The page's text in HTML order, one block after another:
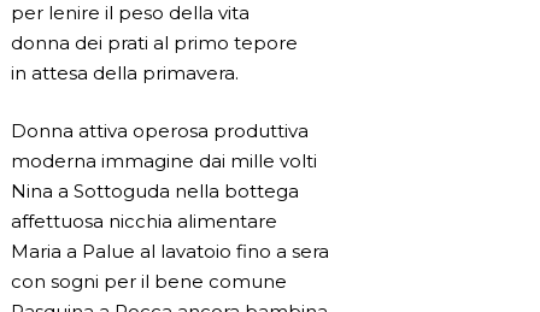
per lenire il peso della vita
donna dei prati al primo tepore
in attesa della primavera.
Donna attiva operosa produttiva
moderna immagine dai mille volti
Nina a Sottoguda nella bottega
affettuosa nicchia alimentare
Maria a Palue al lavatoio fino a sera
con sogni per il bene comune